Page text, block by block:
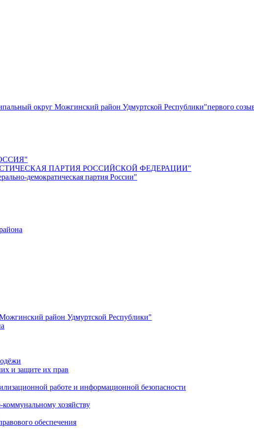
округ Можгинский район Удмуртской Республики"первого
ПАРТИЯ РОССИЙСКОЙ ФЕДЕРАЦИИ"
демократическая партия России"
район Удмуртской Республики"
и защите их прав
работе и информационной безопасности
хозяйству
обеспечения